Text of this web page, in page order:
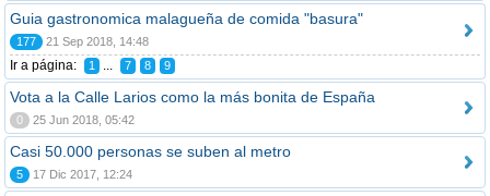
Guia gastronomica malagueña de comida "basura"
177 21 Sep 2018, 14:48
Ir a página: 1 ... 7 8 9
Vota a la Calle Larios como la más bonita de España
0 25 Jun 2018, 05:42
Casi 50.000 personas se suben al metro
5 17 Dic 2017, 12:24